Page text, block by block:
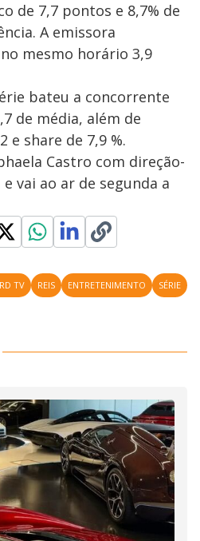
de 7,7 pontos e 8,7% de
A emissora
mesmo horário 3,9
bateu a concorrente
de média, além de
e share de 7,9 %.
Castro com direção-
vai ao ar de segunda a
TV REIS ENTRETENIMENTO SÉRIE